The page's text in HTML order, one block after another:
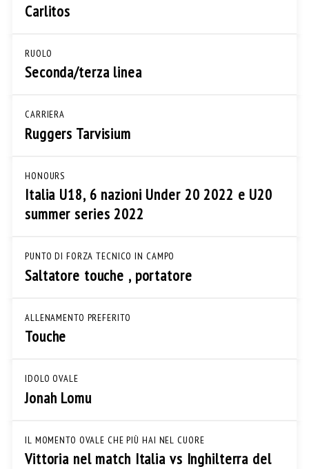
Carlitos
RUOLO
Seconda/terza linea
CARRIERA
Ruggers Tarvisium
HONOURS
Italia U18, 6 nazioni Under 20 2022 e U20
summer series 2022
PUNTO DI FORZA TECNICO IN CAMPO
Saltatore touche , portatore
ALLENAMENTO PREFERITO
Touche
IDOLO OVALE
Jonah Lomu
IL MOMENTO OVALE CHE PIÙ HAI NEL CUORE
Vittoria nel match Italia vs Inghilterra del